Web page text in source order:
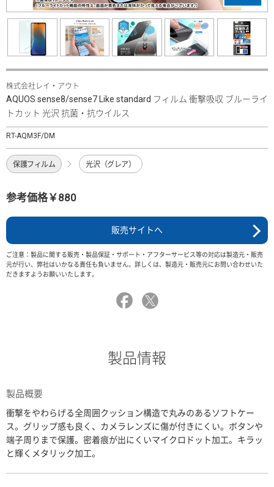
株式会社レイ・アウト
AQUOS sense8/sense7 Like standard フィルム 衝撃吸収 ブルーライ
トカット 光沢 抗菌・抗ウイルス
RT-AQM3F/DM
保護フィルム 光沢（グレア）
参考価格￥880
販売サイトへ
ご注意：製品に関する販売・製品保証・サポート・アフターサービス等の対応は製造元・販売
元が行い、弊社はいかなる責任も負いません。詳しくは、製造元・販売元にお問い合わせいた
だきますようお願いいたします。
製品情報
製品概要
衝撃をやわらげる全周囲クッション構造で丸みのあるソフトケー
ス。グリップ感も良く、カメラレンズに傷が付きにくい。ボタンや
端子周りまで保護。密着痕が出にくいマイクロドット加工。キラッ
と輝くメタリック加工。